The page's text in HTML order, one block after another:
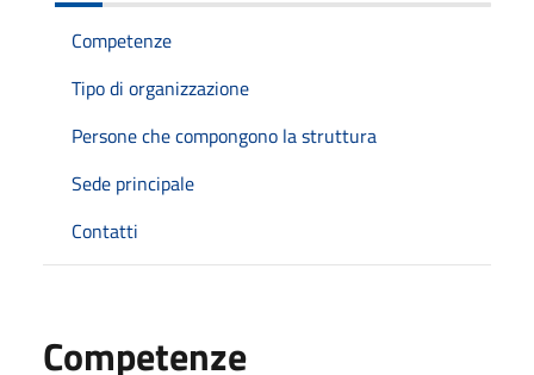
Competenze
Tipo di organizzazione
Persone che compongono la struttura
Sede principale
Contatti
Competenze